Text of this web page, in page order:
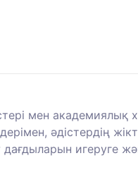
мен
әдістердің
игеруге